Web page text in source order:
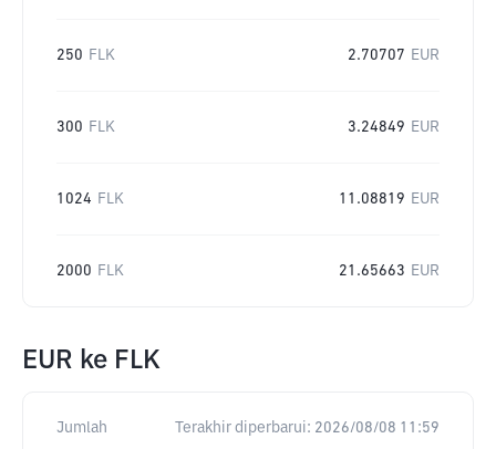
250 FLK 2.70707 EUR
300 FLK 3.24849 EUR
1024 FLK 11.08819 EUR
2000 FLK 21.65663 EUR
EUR ke FLK
Jumlah Terakhir diperbarui: 2026/08/08 11:59